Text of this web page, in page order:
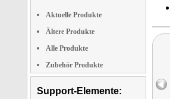
Aktuelle Produkte
Ältere Produkte
Alle Produkte
Zubehör Produkte
Support-Elemente: